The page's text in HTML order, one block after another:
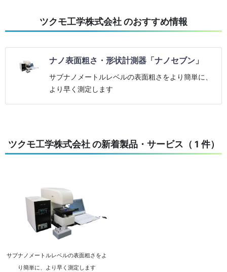
ツクモ工学株式会社 のおすすめ情報
ナノ表面粗さ・形状計測器「ナノセブン」
サブナノメートルレベルの表面粗さをより簡単に、
より早く測定します
ツクモ工学株式会社 の新着製品・サービス（ 1 件）
サブナノメートルレベルの表面粗さをよ
り簡単に、より早く測定します